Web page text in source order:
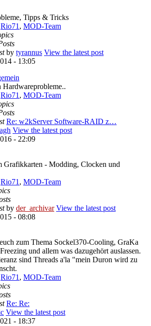
Tipps & Tricks
Rio71, MOD-Team
by tyrannus View the latest post
- 13:05
Hardwareprobleme..
Rio71, MOD-Team
Re: w2kServer Software-RAID z…
View the latest post
- 22:09
Grafikkarten - Modding, Clocken und
Rio71, MOD-Team
by der_archivar View the latest post
- 08:08
zum Thema Sockel370-Cooling, GraKa
und allem was dazugehört auslassen.
sind Threads a'la "mein Duron wird zu
Rio71, MOD-Team
Re: Re:
View the latest post
- 18:37